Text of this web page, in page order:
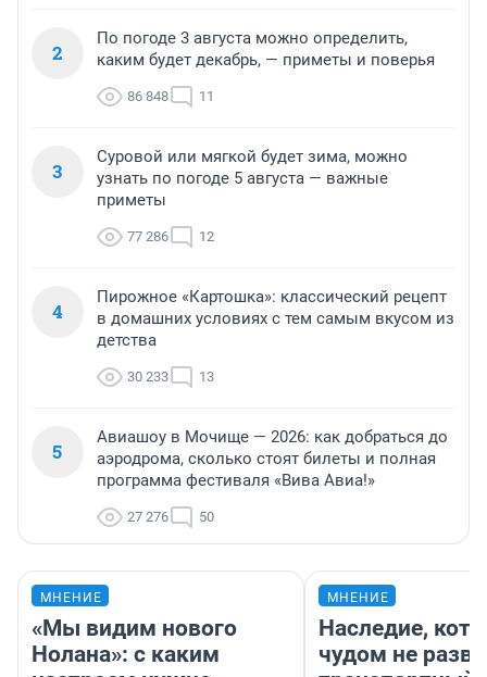
2
По погоде 3 августа можно определить,
каким будет декабрь, — приметы и поверья
86 848 11
3
Суровой или мягкой будет зима, можно
узнать по погоде 5 августа — важные
приметы
77 286 12
4
Пирожное «Картошка»: классический рецепт
в домашних условиях с тем самым вкусом из
детства
30 233 13
5
Авиашоу в Мочище — 2026: как добраться до
аэродрома, сколько стоят билеты и полная
программа фестиваля «Вива Авиа!»
27 276 50
МНЕНИЕ
«Мы видим нового
Нолана»: с каким
МНЕНИЕ
Наследие,
чудом не